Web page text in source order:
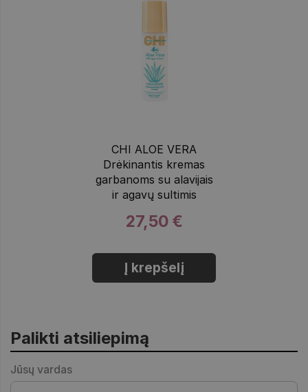
CHI ALOE VERA
Drėkinantis kremas
garbanoms su alavijais
ir agavų sultimis
27,50 €
Į krepšelį
Palikti atsiliepimą
Jūsų vardas